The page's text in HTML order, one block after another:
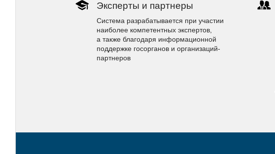
Эксперты и партнеры
Система разрабатывается при участии
наиболее компетентных экспертов,
а также благодаря информационной
поддержке госорганов и организаций-
партнеров